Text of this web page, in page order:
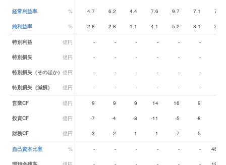
経常利益率 % 4.7 6.2 4.4 7.6 9.7 7.1 7.7
純利益率 % 2.8 2.8 1.1 4.1 5.2 3.1 3.6
特別利益 億円 - - - - - -
特別損失 億円 - - - - - -
特別損失（そのほか） 億円 - - - - - -
特別損失（減損） 億円 - - - - - -
営業CF 億円 9 9 9 14 16 9
投資CF 億円 -7 -4 -8 -11 -5 -8
財務CF 億円 -3 -2 1 -1 -7 -5
自己資本比率 % - - - - - - 46.9